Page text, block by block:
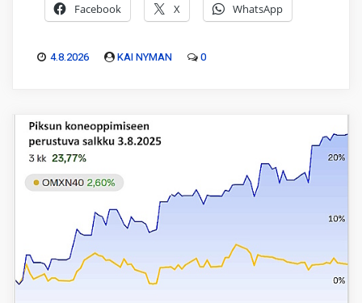
Facebook X WhatsApp
4.8.2026 KAI NYMAN 0